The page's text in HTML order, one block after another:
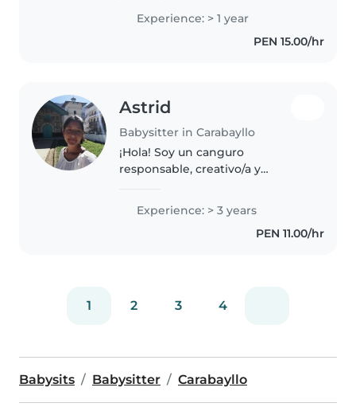
tiempo con niños desde bebés
hasta escolares. Me encanta leer,
hacer manualidades y música.
Experience: > 1 year
PEN 15.00/hr
Astrid
Babysitter in Carabayllo
¡Hola! Soy un canguro
responsable, creativo/a y
de experiencia cuidando niños
de todas las edades. Me encanta
dibujar, leer cuentos, hacer
Experience: > 3 years
PEN 11.00/hr
1 2 3 4
Babysits Babysitter Carabayllo